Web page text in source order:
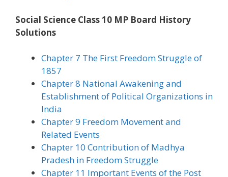
Social Science Class 10 MP Board History
Solutions
Chapter 7 The First Freedom Struggle of
1857
Chapter 8 National Awakening and
Establishment of Political Organizations in
India
Chapter 9 Freedom Movement and
Related Events
Chapter 10 Contribution of Madhya
Pradesh in Freedom Struggle
Chapter 11 Important Events of the Post